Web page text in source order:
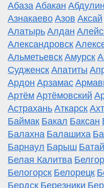
Абаза Абакан
Азнакаево Азов Аксай
Алатырь Алдан
Александровск
Альметьевск Амурск
Судженск Апатиты
Ардон Арзамас
Артём Артёмовский
Астрахань Аткарск
Баймак Бакал Баксан
Балахна Балашиха
Барнаул Барыш
Белая Калитва
Белогорск Белорецк
Бердск Березники